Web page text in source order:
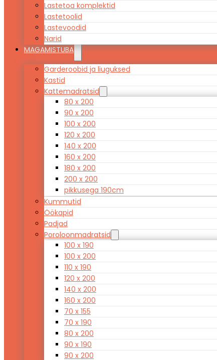
Lastetoa komplektid
Lastetoolid
Lastevoodid
Narid
MAGAMISTUBA
Garderoobid ja liuguksed
Kastid
Kattemadratsid
80 x 200
90 x 200
100 x 200
120 x 200
140 x 200
160 x 200
180 x 200
200 x 200
pikkusega 190cm
Kummutid
Öökapid
Padjad
Poroloonmadratsid
100 x 190
100 x 200
110 x 190
120 x 200
140 x 200
160 x 200
70 x 155
70 x 190
80 x 200
90 x 190
90 x 200